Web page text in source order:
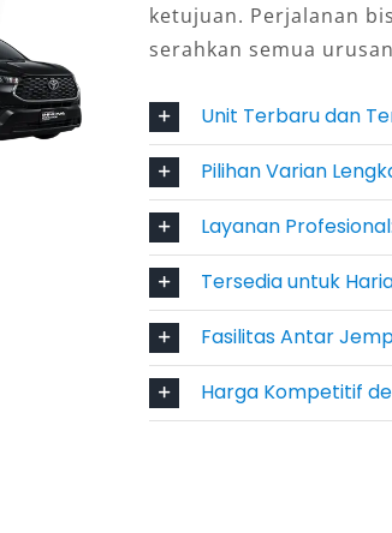
Xpander Lombok di
yang ingin
kenyamanan lebih
yang
hingga
perjalanan dinas
harian 24 jam, rental
yang efisien.
dan pengalaman
ketujuan. Perjalanan
serahkan semua
Unit Terbaru dan
Pilihan Varian
Layanan
Tersedia untuk
Fasilitas Antar
Harga Kompetitif